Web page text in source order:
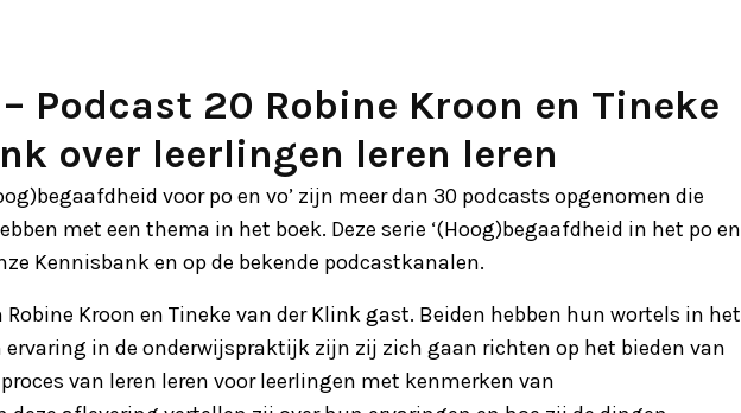
Podcast 20 Robine Kroon en Tineke
over leerlingen leren leren
voor po en vo’ zijn meer dan 30 podcasts opgenomen die
met een thema in het boek. Deze serie ‘(Hoog)begaafdheid in het po en
Kennisbank en op de bekende podcastkanalen.
Kroon en Tineke van der Klink gast. Beiden hebben hun wortels in het
in de onderwijspraktijk zijn zij zich gaan richten op het bieden van
van leren leren voor leerlingen met kenmerken van